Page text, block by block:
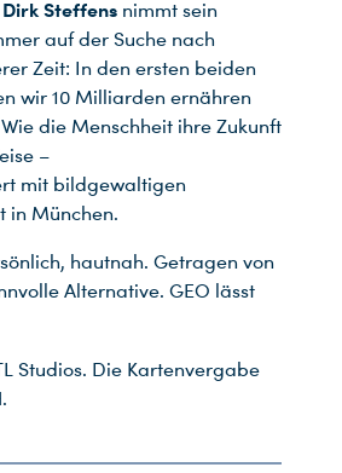
Dirk Steffens nimmt sein
auf der Suche nach
Zeit: In den ersten beiden
wir 10 Milliarden ernähren
die Menschheit ihre Zukunft
–
mit bildgewaltigen
in München.
hautnah. Getragen von
Alternative. GEO lässt
Studios. Die Kartenvergabe